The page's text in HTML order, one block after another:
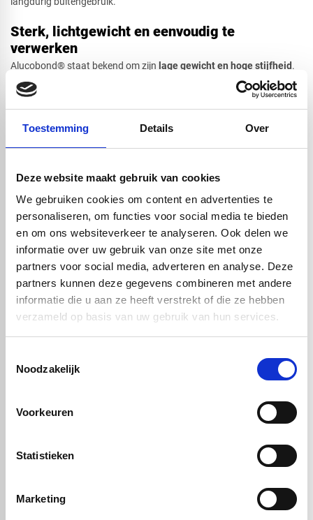
Toestemming Details Over
Deze website maakt gebruik van cookies
We gebruiken cookies om content en advertenties te
personaliseren, om functies voor social media te bieden
en om ons websiteverkeer te analyseren. Ook delen we
informatie over uw gebruik van onze site met onze
partners voor social media, adverteren en analyse. Deze
partners kunnen deze gegevens combineren met andere
informatie die u aan ze heeft verstrekt of die ze hebben
verzameld op basis van uw gebruik van hun services.
Noodzakelijk
Voorkeuren
Statistieken
Marketing
Sterk, lichtgewicht en eenvoudig te
verwerken
Alucobond® staat bekend om zijn lage gewicht en hoge stijfheid.
De panelen zijn eenvoudig te zagen, frezen, boren en verlijmen, wat
ze ideaal maakt voor maatwerk, gevelsystemen en creatieve
ontwerpen. De uitstekende vlakheid zorgt voor een strak en
professioneel eindresultaat
Deze aluminium composiet plaat isUV-bestendig, weerbestendig
en vormvast, waardoor hij breed inzetbaar is voor zowel interieur-
als exterieurprojecten.
Alucobond® Terra Pyrite
is de perfecte keuze voor wie een
duurzame, esthetische en technisch hoogwaardige gevel- of
interieurplaat zoekt met een luxe uitstraling.
Handig om er bij te kopen
geadoniseerde look |
geadoniseerde look |
satijn bruin | 3050 x